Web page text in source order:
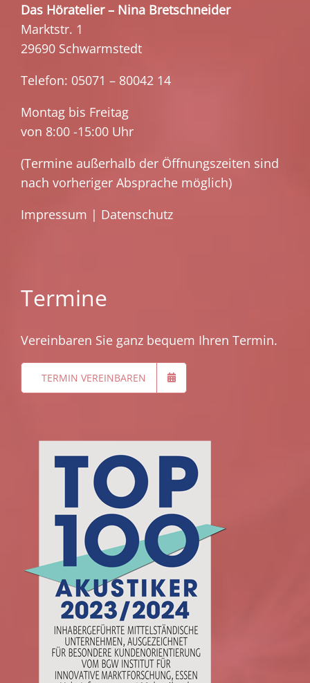
Das Höratelier – Nina Bretschneider
Marktstr. 1
29690 Schwarmstedt
Telefon: 05071 – 80042 14
Montag bis Freitag
von 8:00 -15:00 Uhr
(Termine außerhalb der Öffnungszeiten sind
nach vorheriger Absprache möglich)
Impressum | Datenschutz
Termine
Vereinbaren Sie ganz bequem Ihren Termin.
TERMIN VEREINBAREN